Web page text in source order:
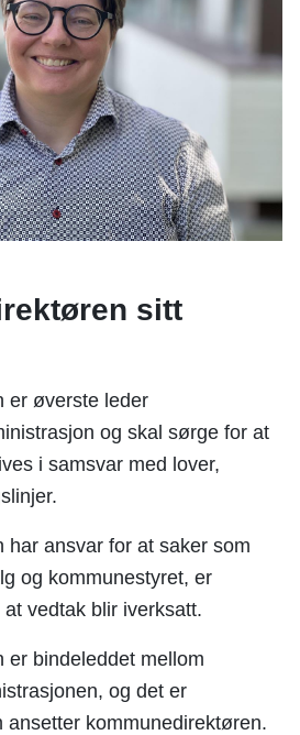
sitt
er øverste leder
og skal sørge for at
i samsvar med lover,
har ansvar for at saker som
og kommunestyret, er
vedtak blir iverksatt.
er bindeleddet mellom
og det er
ansetter kommunedirektøren.